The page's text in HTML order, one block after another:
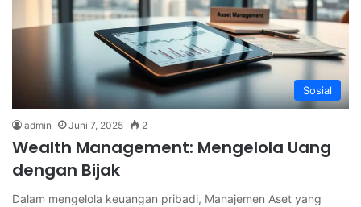
Sosial
admin Juni 7, 2025 2
Wealth Management: Mengelola Uang
dengan Bijak
Dalam mengelola keuangan pribadi, Manajemen Aset yang